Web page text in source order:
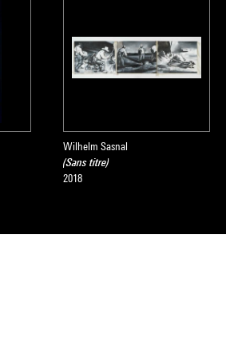
Wilhelm Sasnal
(Sans titre)
2018